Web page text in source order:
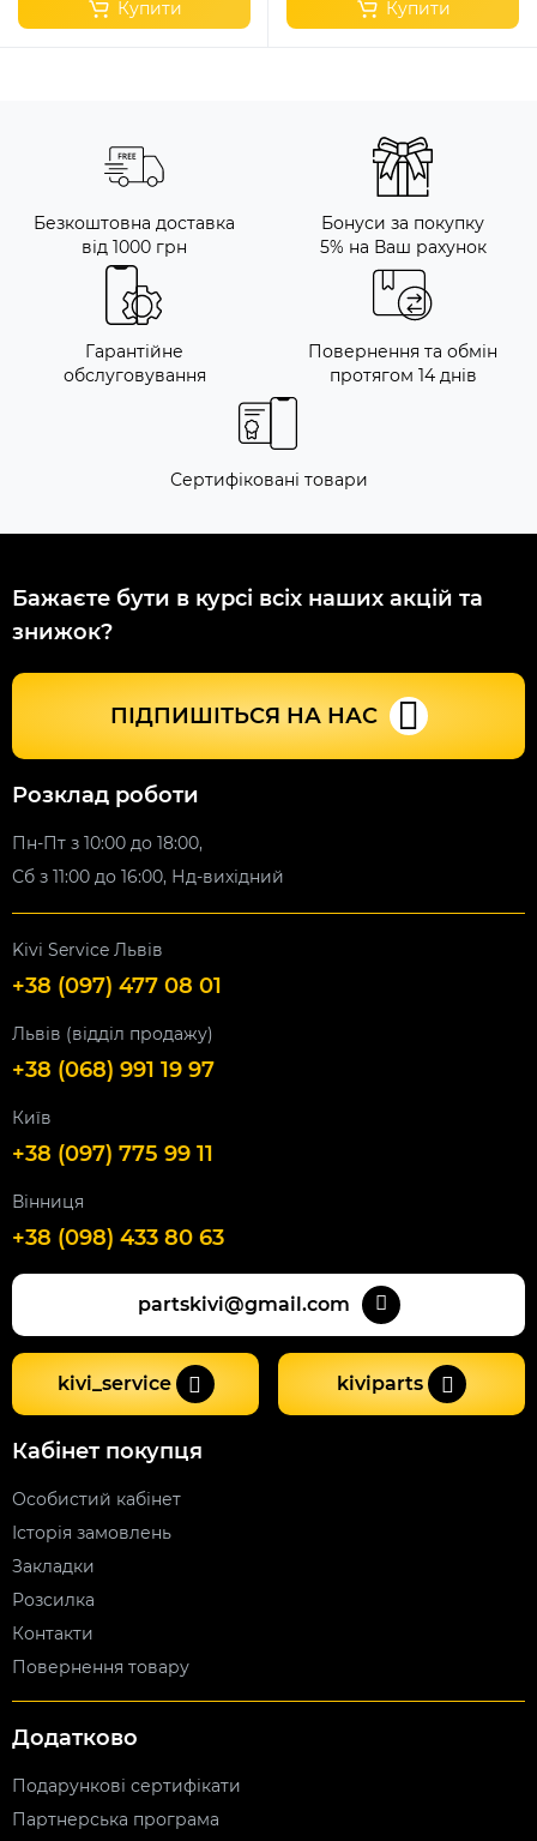
Купити Купити
Безкоштовна доставка
від 1000 грн
Бонуси за покупку
5% на Ваш рахунок
Гарантійне
обслуговування
Повернення та обмін
протягом 14 днів
Сертифіковані товари
Бажаєте бути в курсі всіх наших акцій та
знижок?
ПІДПИШІТЬСЯ НА НАС
Розклад роботи
Пн-Пт з 10:00 до 18:00,
Сб з 11:00 до 16:00, Нд-вихідний
Kivi Service Львів
+38 (097) 477 08 01
Львів (відділ продажу)
+38 (068) 991 19 97
Київ
+38 (097) 775 99 11
Вінниця
+38 (098) 433 80 63
partskivi@gmail.com
kivi_service kiviparts
Кабінет покупця
Особистий кабінет
Історія замовлень
Закладки
Розсилка
Контакти
Повернення товару
Додатково
Подарункові сертифікати
Партнерська програма